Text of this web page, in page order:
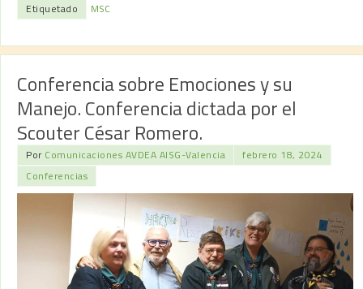
Etiquetado MSC
Conferencia sobre Emociones y su
Manejo. Conferencia dictada por el
Scouter César Romero.
Por Comunicaciones AVDEA AISG-Valencia
febrero 18, 2024
Conferencias